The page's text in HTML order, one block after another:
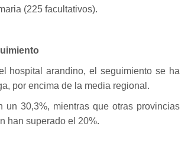
(225 facultativos).
hospital arandino, el seguimiento se ha
por encima de la media regional.
un 30,3%, mientras que otras provincias
han superado el 20%.